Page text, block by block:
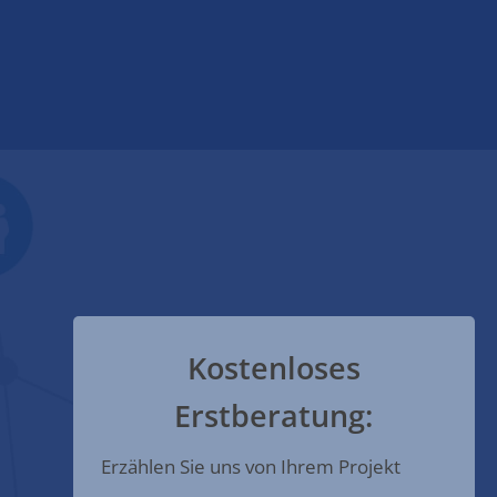
Kostenloses
Erstberatung:
Erzählen Sie uns von Ihrem Projekt